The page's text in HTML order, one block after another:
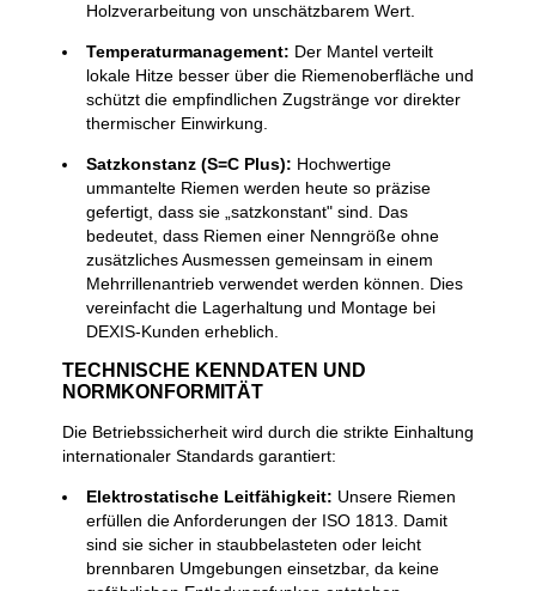
Holzverarbeitung von unschätzbarem Wert.
Temperaturmanagement: Der Mantel verteilt
lokale Hitze besser über die Riemenoberfläche und
schützt die empfindlichen Zugstränge vor direkter
thermischer Einwirkung.
Satzkonstanz (S=C Plus): Hochwertige
ummantelte Riemen werden heute so präzise
gefertigt, dass sie „satzkonstant" sind. Das
bedeutet, dass Riemen einer Nenngröße ohne
zusätzliches Ausmessen gemeinsam in einem
Mehrrillenantrieb verwendet werden können. Dies
vereinfacht die Lagerhaltung und Montage bei
DEXIS-Kunden erheblich.
TECHNISCHE KENNDATEN UND
NORMKONFORMITÄT
Die Betriebssicherheit wird durch die strikte Einhaltung
internationaler Standards garantiert:
Elektrostatische Leitfähigkeit: Unsere Riemen
erfüllen die Anforderungen der ISO 1813. Damit
sind sie sicher in staubbelasteten oder leicht
brennbaren Umgebungen einsetzbar, da keine